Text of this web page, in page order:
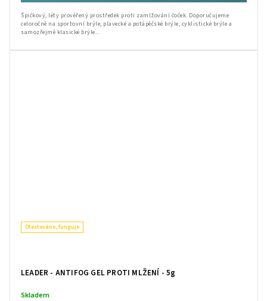
Špičkový, léty prověřený prostředek proti zamlžování čoček. Doporučujeme
celoročně na sportovní brýle, plavecké a potápěčské brýle, cyklistické brýle a
samozřejmě klasické brýle...
Otestováno, funguje
LEADER - ANTIFOG GEL PROTI MLŽENÍ - 5g
Skladem